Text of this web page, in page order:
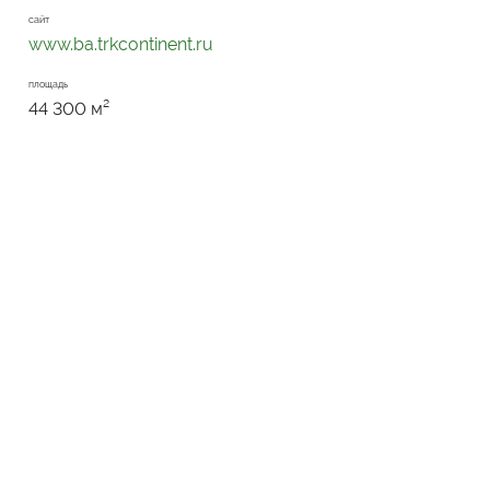
сайт
www.ba.trkcontinent.ru
площадь
44 300 м²